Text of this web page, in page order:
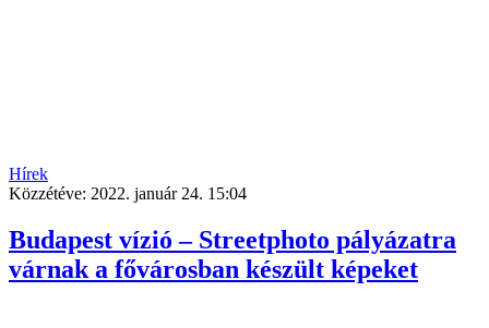
Hírek
Közzétéve: 2022. január 24. 15:04
Budapest vízió – Streetphoto pályázatra
várnak a fővárosban készült képeket